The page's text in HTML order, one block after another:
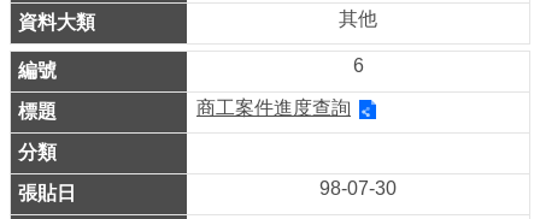
介
紹
影
音
專
區
其他
6
商工案件進度查詢
98-07-30